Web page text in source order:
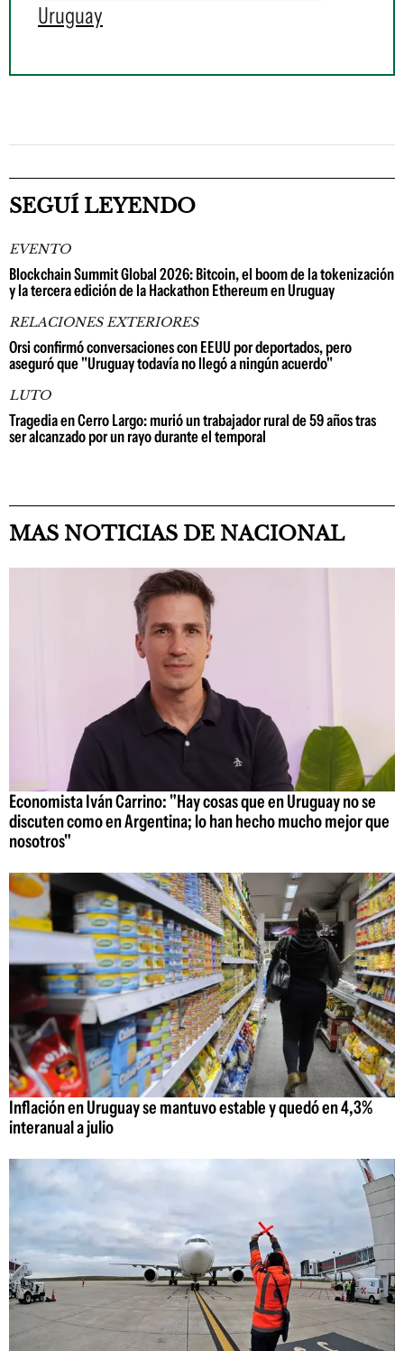
Uruguay
SEGUÍ LEYENDO
EVENTO
Blockchain Summit Global 2026: Bitcoin, el boom de la tokenización
y la tercera edición de la Hackathon Ethereum en Uruguay
RELACIONES EXTERIORES
Orsi confirmó conversaciones con EEUU por deportados, pero
aseguró que "Uruguay todavía no llegó a ningún acuerdo"
LUTO
Tragedia en Cerro Largo: murió un trabajador rural de 59 años tras
ser alcanzado por un rayo durante el temporal
MAS NOTICIAS DE NACIONAL
Economista Iván Carrino: "Hay cosas que en Uruguay no se
discuten como en Argentina; lo han hecho mucho mejor que
nosotros"
Inflación en Uruguay se mantuvo estable y quedó en 4,3%
interanual a julio